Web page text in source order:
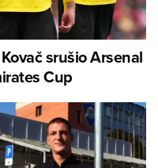
srušio Arsenal
Cup